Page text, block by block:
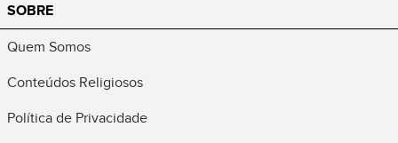
SOBRE
Quem Somos
Conteúdos Religiosos
Política de Privacidade